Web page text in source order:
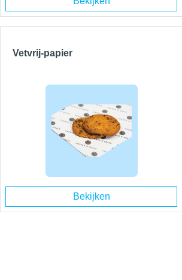
Vetvrij-papier
Bekijken